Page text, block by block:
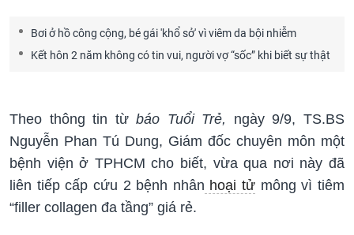
Bơi ở hồ công cộng, bé gái 'khổ sở' vì viêm da bội nhiễm
Kết hôn 2 năm không có tin vui, người vợ “sốc” khi biết sự thật
Theo thông tin từbáo Tuổi Trẻ,
ngày 9/9, TS.BS
Nguyễn Phan Tú Dung, Giám đốc chuyên môn một
bệnh viện ở TPHCM cho biết, vừa qua nơi này đã
liên tiếp cấp cứu 2 bệnh nhân hoại tử mông vì tiêm
“filler collagen đa tầng” giá rẻ.